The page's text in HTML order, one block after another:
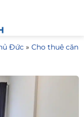
Đức » Cho thuê căn